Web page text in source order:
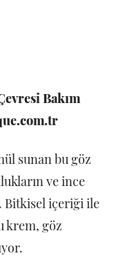
Bakım
sunan bu göz
ve ince
Bitkisel içeriği ile
krem, göz